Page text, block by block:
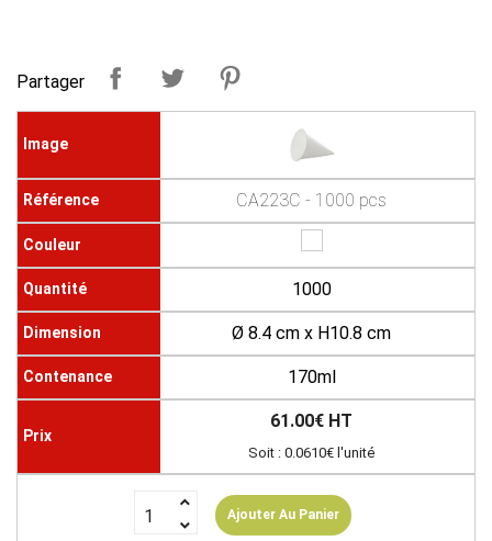
Partager
CA223C - 1000 pcs
1000
Ø 8.4 cm x H10.8 cm
170ml
61.00€ HT
Soit : 0.0610€ l'unité
Ajouter Au Panier